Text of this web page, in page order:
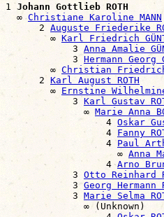
1 Johann Gottlieb ROTH
  ∞
Christiane Karoline MANN
      2
Auguste Friederike
        ∞
Karl Friedrich
            3
Anna Amalie
            3
Hermann Georg
        ∞
Christian Friedrich
      2
Karl August ROTH
        ∞
Ernstine Wilhelmine
            3
Karl Gustav
              ∞
Marie Anna
                  4
Oskar
                  4
Fanny
                  4
Paul
                    ∞
Anna
                  4
Arno
            3
Otto Reinhard
            3
Georg Hermann
            3
Marie Selma
              ∞ (Unknown)